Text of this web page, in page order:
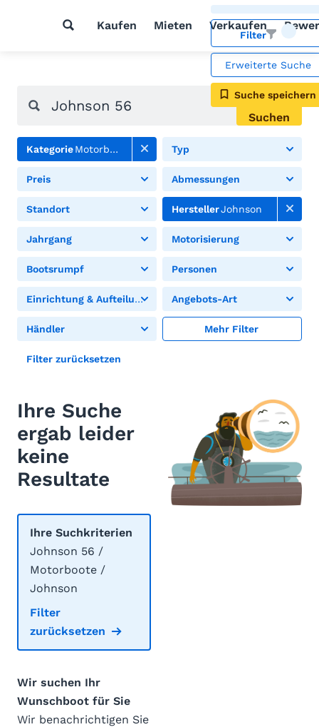
Kaufen Mieten Verkaufen
Filter
Erweiterte Suche
Suche speichern
Suchen
KategorieMotorboote Typ
Preis Abmessungen
Standort HerstellerJohnson
Jahrgang Motorisierung
Bootsrumpf Personen
Einrichtung & Aufteilung Angebots-Art
Händler Mehr Filter
Filter zurücksetzen
Ihre Suche
ergab leider
keine
Resultate
Ihre Suchkriterien
Johnson 56 /
Motorboote /
Johnson
Filter
zurücksetzen
Wir suchen Ihr
Wunschboot für Sie
Wir benachrichtigen Sie